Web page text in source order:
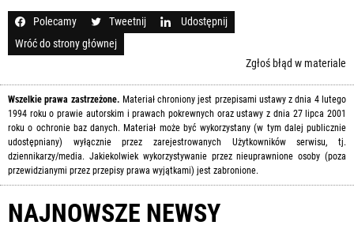
Polecamy Tweetnij
Udostępnij
Wróć do strony głównej
Zgłoś błąd w materiale
Wszelkie prawa zastrzeżone. Materiał chroniony jest przepisami ustawy z dnia 4 lutego
1994 roku o prawie autorskim i prawach pokrewnych oraz ustawy z dnia 27 lipca 2001
roku o ochronie baz danych. Materiał może być wykorzystany (w tym dalej publicznie
udostępniany) wyłącznie przez zarejestrowanych Użytkowników serwisu, tj.
dziennikarzy/media. Jakiekolwiek wykorzystywanie przez nieuprawnione osoby (poza
przewidzianymi przez przepisy prawa wyjątkami) jest zabronione.
NAJNOWSZE NEWSY